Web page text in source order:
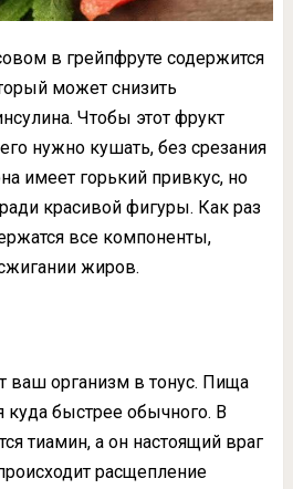
в грейпфруте содержится
может снизить
Чтобы этот фрукт
нужно кушать, без срезания
имеет горький привкус, но
красивой фигуры. Как раз
все компоненты,
жиров.
ваш организм в тонус. Пища
куда быстрее обычного. В
тиамин, а он настоящий враг
расщепление